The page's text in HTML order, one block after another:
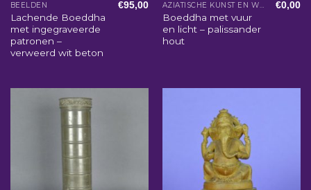
BEELDEN
Lachende Boeddha
met ingegraveerde
patronen –
verweerd wit beton
€95,00 AZIATISCHE KUNST EN WOONACCESSOIRES
Boeddha met vuur
en licht – palissander
hout
€0,00